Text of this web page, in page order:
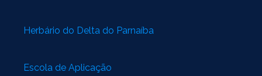
Herbário do Delta do Parnaíba
Escola de Aplicação